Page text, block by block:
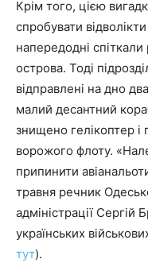
Крім того, цією
спробувати відволікти
напередодні
острова. Тоді
відправлені на дно
малий десантний
знищено гелікоптер і
ворожого флоту.
припинити
травня речник
адміністрації Сергій
українських
тут).